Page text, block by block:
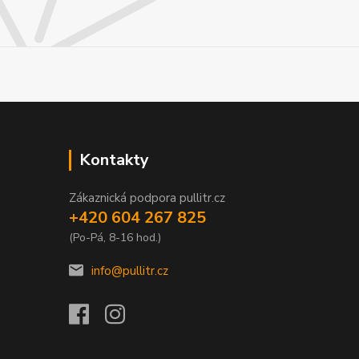
Kontakty
Zákaznická podpora pullitr.cz
+420 604 267 825
(Po-Pá, 8-16 hod.)
info@pullitr.cz